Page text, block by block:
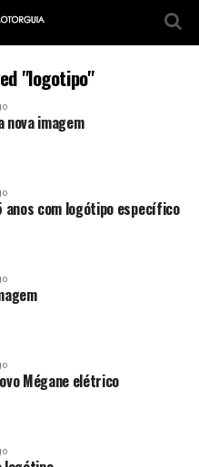
"logotipo"
imagem
anos com logótipo específico
Mégane elétrico